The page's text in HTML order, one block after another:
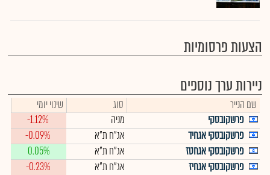
הצעות פרסומיות
ניירות ערך נוספים
שם הנייר סוג
שינוי יומי
פרשקובסקי
מניה
-1.12%
פרשקובסקי אגחיד
אג"ח ת"א
-0.09%
פרשקובסקי אגחטז
אג"ח ת"א
0.05%
פרשקובסקי אגחיז
אג"ח ת"א -0.23%